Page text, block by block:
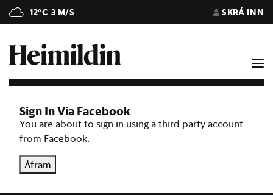
12°C 3 M/S SKRÁ INN
Sign In Via Facebook
You are about to sign in using a third party account
from Facebook.
Áfram